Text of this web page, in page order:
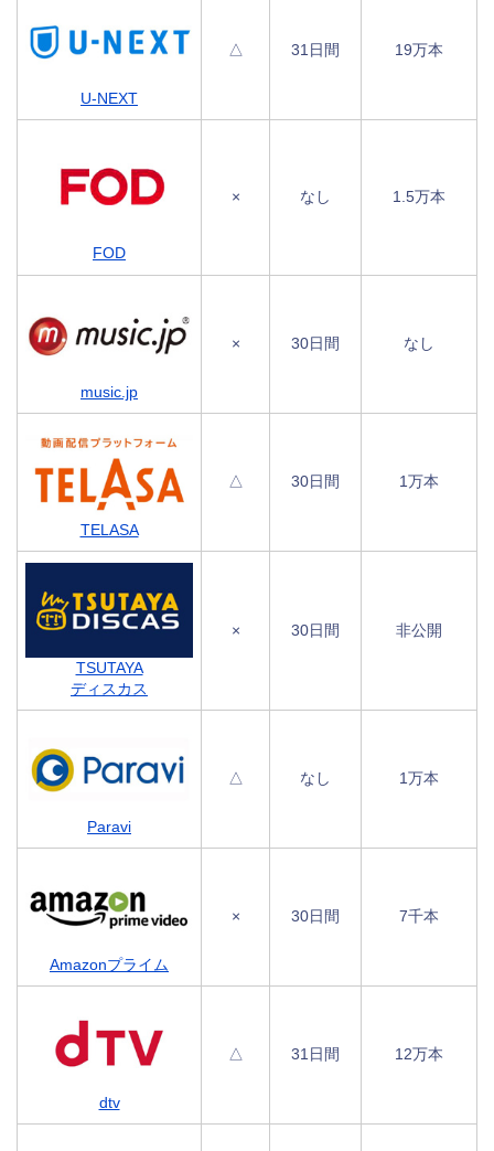
U-NEXT
△ 31日間 19万本
FOD
× なし 1.5万本
music.jp
× 30日間 なし
TELASA
△ 30日間 1万本
TSUTAYA
ディスカス
× 30日間 非公開
Paravi
△ なし 1万本
Amazonプライム
× 30日間 7千本
dtv
△ 31日間 12万本